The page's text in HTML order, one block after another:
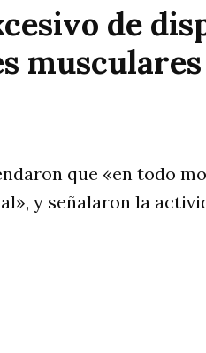
de
que «en todo
y señalaron la